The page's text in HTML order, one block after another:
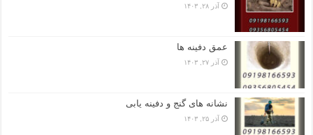
آذر ۲۸, ۱۴۰۳
عمق دفینه ها
آذر ۲۷, ۱۴۰۳
نشانه های گنج و دفینه یابی
آذر ۲۵, ۱۴۰۳